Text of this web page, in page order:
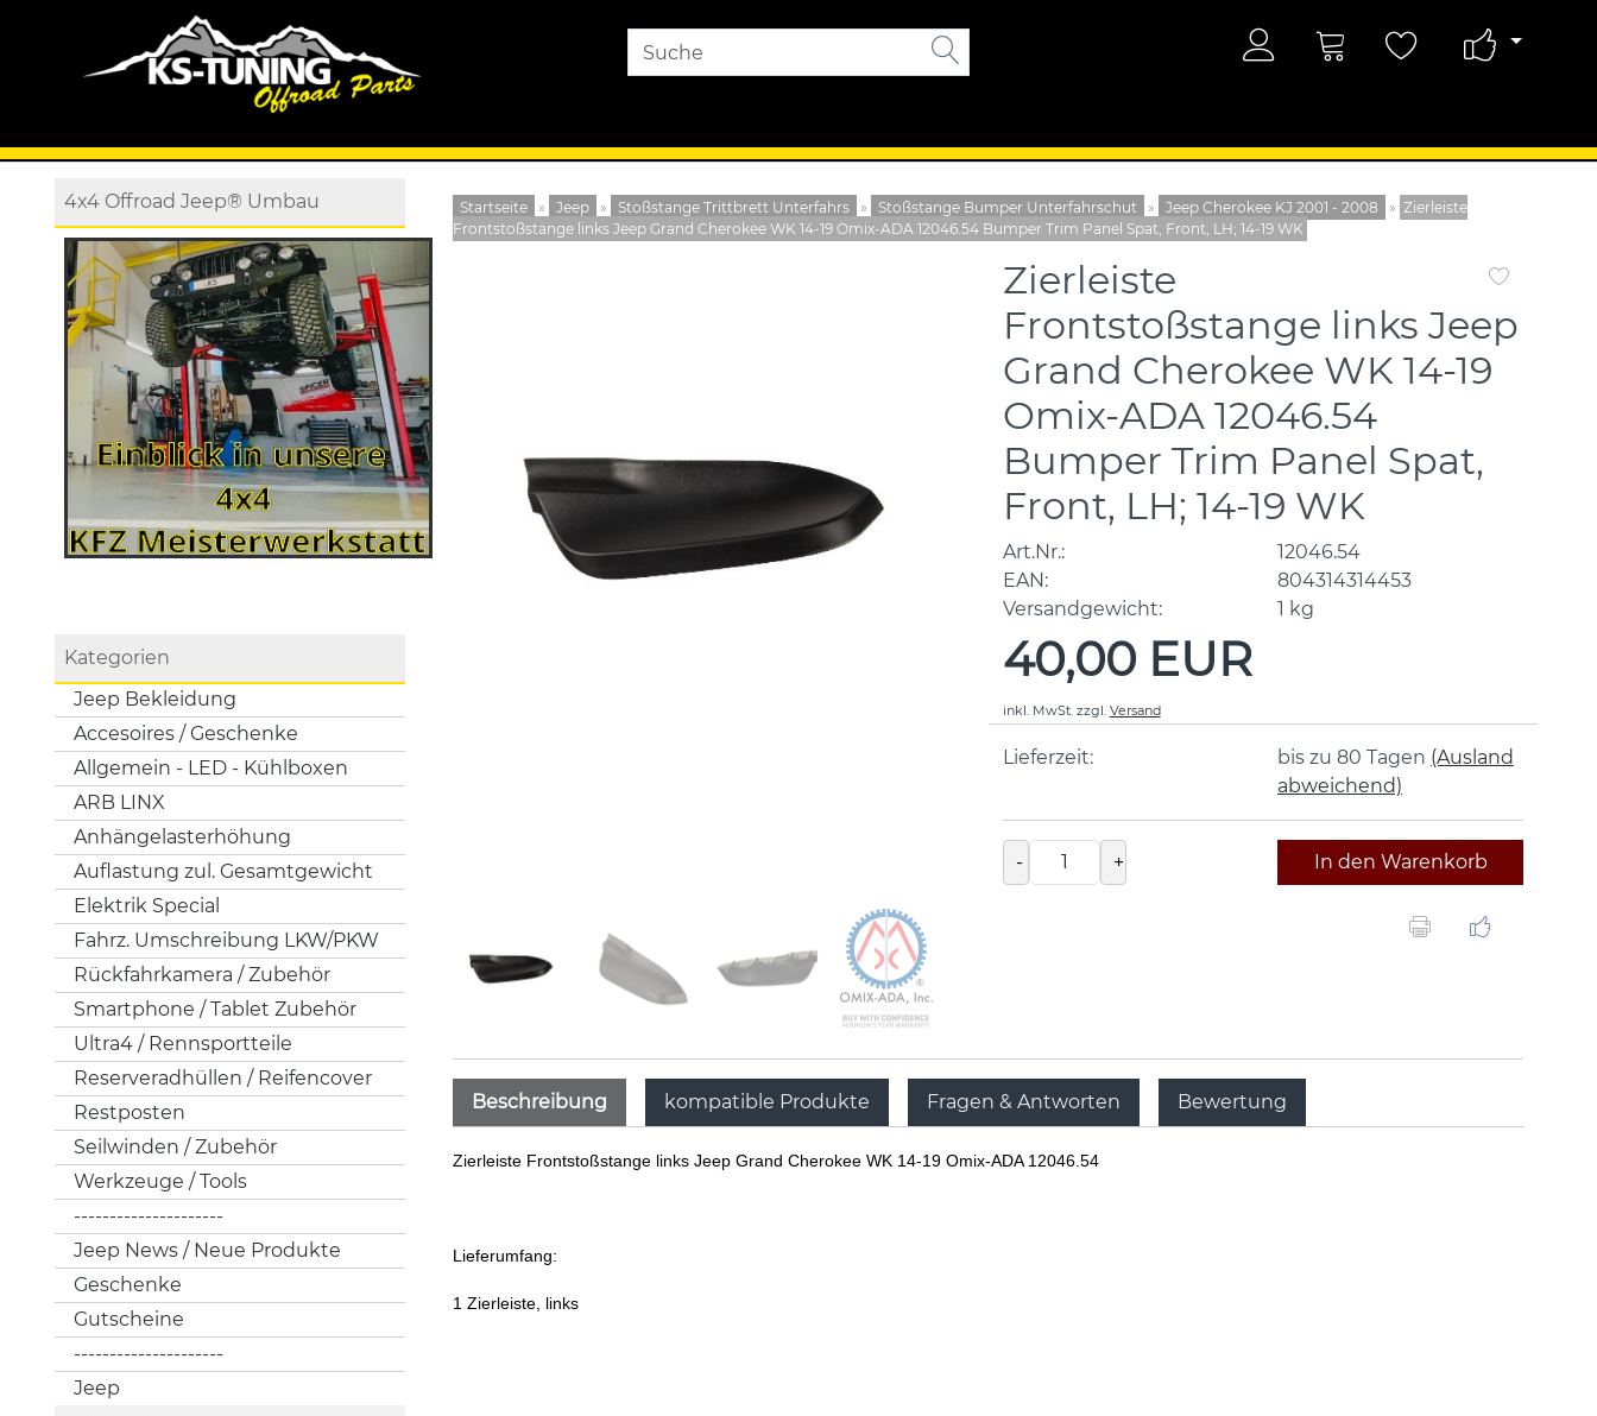
4x4 Offroad Jeep® Umbau
Kategorien
Jeep Bekleidung
Accesoires / Geschenke
Allgemein - LED - Kühlboxen
ARB LINX
Anhängelasterhöhung
Auflastung zul. Gesamtgewicht
Elektrik Special
Fahrz. Umschreibung LKW/PKW
Rückfahrkamera / Zubehör
Smartphone / Tablet Zubehör
Ultra4 / Rennsportteile
Reserveradhüllen / Reifencover
Restposten
Seilwinden / Zubehör
Werkzeuge / Tools
---------------------
Jeep News / Neue Produkte
Geschenke
Gutscheine
---------------------
Jeep
Startseite » Jeep » Stoßstange Trittbrett Unterfahrs » Stoßstange Bumper Unterfahrschut » Jeep Cherokee KJ 2001 - 2008 » Zierleiste
Frontstoßstange links Jeep Grand Cherokee WK 14-19 Omix-ADA 12046.54 Bumper Trim Panel Spat, Front, LH; 14-19 WK
Zierleiste
Frontstoßstange links Jeep
Grand Cherokee WK 14-19
Omix-ADA 12046.54
Bumper Trim Panel Spat,
Front, LH; 14-19 WK
Art.Nr.:
12046.54
EAN:
804314314453
Versandgewicht:
1 kg
40,00 EUR
inkl. MwSt.zzgl. Versand
Lieferzeit: bis zu 80 Tagen (Ausland
abweichend)
- + In den Warenkorb
Beschreibung kompatible Produkte Fragen & Antworten Bewertung
Zierleiste Frontstoßstange links Jeep Grand Cherokee WK 14-19 Omix-ADA 12046.54
Lieferumfang:
1 Zierleiste, links